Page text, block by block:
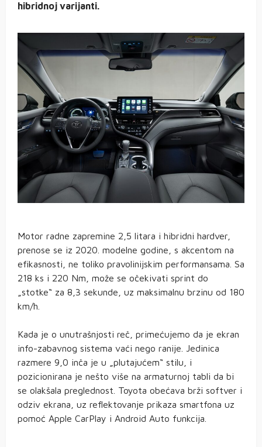
hibridnoj varijanti.
Motor radne zapremine 2,5 litara i hibridni hardver,
prenose se iz 2020. modelne godine, s akcentom na
efikasnosti, ne toliko pravolinijskim performansama. Sa
218 ks i 220 Nm, može se očekivati sprint do
„stotke“ za 8,3 sekunde, uz maksimalnu brzinu od 180
km/h.
Kada je o unutrašnjosti reč, primećujemo da je ekran
info-zabavnog sistema vaći nego ranije. Jedinica
razmere 9,0 inča je u „plutajućem“ stilu, i
pozicionirana je nešto više na armaturnoj tabli da bi
se olakšala preglednost. Toyota obećava brži softver i
odziv ekrana, uz reflektovanje prikaza smartfona uz
pomoć Apple CarPlay i Android Auto funkcija.